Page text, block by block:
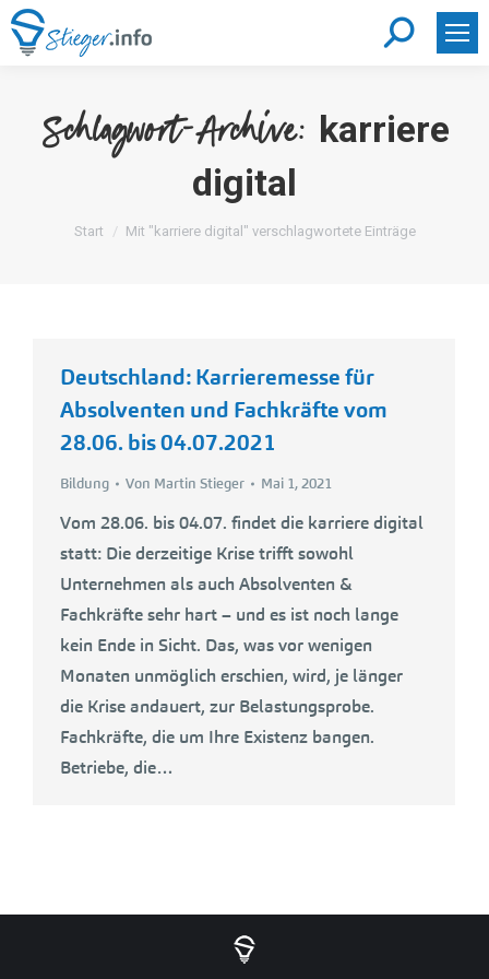
Search:
Schlagwort-Archive: karriere
digital
Sie befinden sich hier:
Start Mit "karriere digital" verschlagwortete Einträge
Deutschland: Karrieremesse für
Absolventen und Fachkräfte vom
28.06. bis 04.07.2021
Bildung Von Martin Stieger Mai 1, 2021
Vom 28.06. bis 04.07. findet die karriere digital
statt: Die derzeitige Krise trifft sowohl
Unternehmen als auch Absolventen &
Fachkräfte sehr hart – und es ist noch lange
kein Ende in Sicht. Das, was vor wenigen
Monaten unmöglich erschien, wird, je länger
die Krise andauert, zur Belastungsprobe.
Fachkräfte, die um Ihre Existenz bangen.
Betriebe, die…